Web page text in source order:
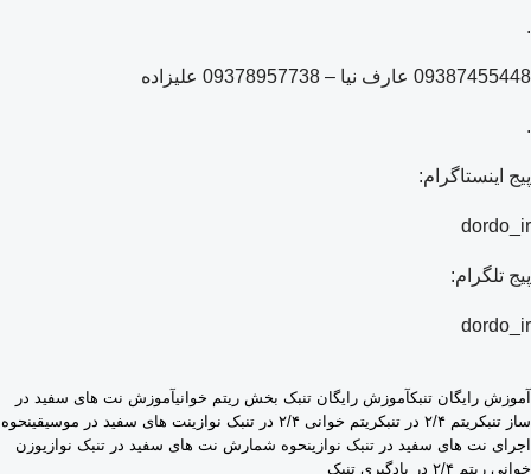
.
09387455448 عارف نیا – 09378957738 علیزاده
.
پیج اینستاگرام:
dordo_ir
پیج تلگرام:
dordo_ir
آموزش رایگان تنبکآموزش رایگان تنبک بخش ریتم خوانیآموزش نت های سفید در
ساز تنبکریتم ۲/۴ در تنبک ریتم خوانی ۲/۴ در تنبک نوازی نت های سفید در موسیقینحوه
اجرای نت های سفید در تنبک نوازینحوه شمارش نت های سفید در تنبک نوازیوزن
خوانی ریتم ۲/۴ در یادگیری تنبک